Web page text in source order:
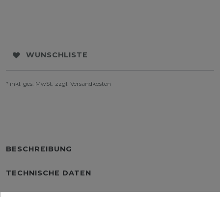
WUNSCHLISTE
* inkl. ges. MwSt. zzgl. Versandkosten
BESCHREIBUNG
TECHNISCHE DATEN